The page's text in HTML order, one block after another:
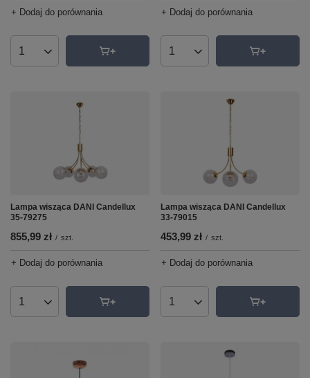
+ Dodaj do porównania
Ilość produktów
+ Dodaj do porównania
Ilość produktów
Lampa wisząca DANI Candellux
35-79275
855,99 zł / szt.
+ Dodaj do porównania
Ilość produktów
Lampa wisząca DANI Candellux
33-79015
453,99 zł / szt.
+ Dodaj do porównania
Ilość produktów